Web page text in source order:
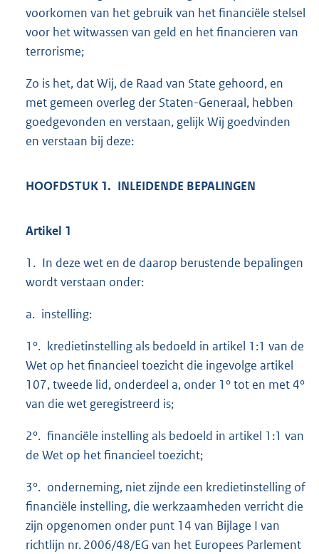
voorkomen van het gebruik van het financiële stelsel
voor het witwassen van geld en het financieren van
terrorisme;
Zo is het, dat Wij, de Raad van State gehoord, en
met gemeen overleg der Staten-Generaal, hebben
goedgevonden en verstaan, gelijk Wij goedvinden
en verstaan bij deze:
HOOFDSTUK 1. INLEIDENDE BEPALINGEN
Artikel 1
1. In deze wet en de daarop berustende bepalingen
wordt verstaan onder:
a. instelling:
1°. kredietinstelling als bedoeld in artikel 1:1 van de
Wet op het financieel toezicht die ingevolge artikel
107, tweede lid, onderdeel a, onder 1° tot en met 4°
van die wet geregistreerd is;
2°. financiële instelling als bedoeld in artikel 1:1 van
de Wet op het financieel toezicht;
3°. onderneming, niet zijnde een kredietinstelling of
financiële instelling, die werkzaamheden verricht die
zijn opgenomen onder punt 14 van Bijlage I van
richtlijn nr. 2006/48/EG van het Europees Parlement